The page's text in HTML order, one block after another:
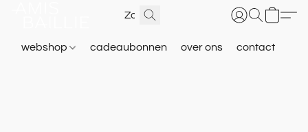
webshop cadeaubonnen over ons contact